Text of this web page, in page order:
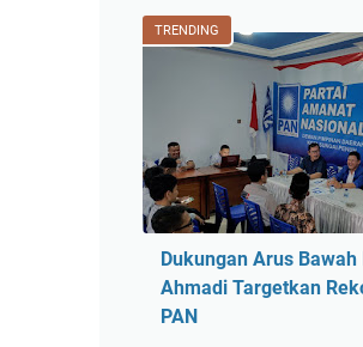
TRENDING
Dukungan Arus Bawah
Ahmadi Targetkan
PAN